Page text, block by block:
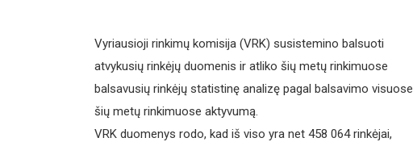
Vyriausioji rinkimų komisija (VRK) susistemino balsuoti
atvykusių rinkėjų duomenis ir atliko šių metų rinkimuose
balsavusių rinkėjų statistinę analizę pagal balsavimo visuose
šių metų rinkimuose aktyvumą.
VRK duomenys rodo, kad iš viso yra net 458 064 rinkėjai,